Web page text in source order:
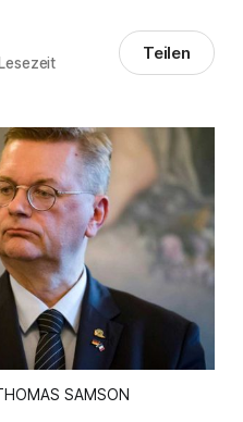
Teilen
SAMSON